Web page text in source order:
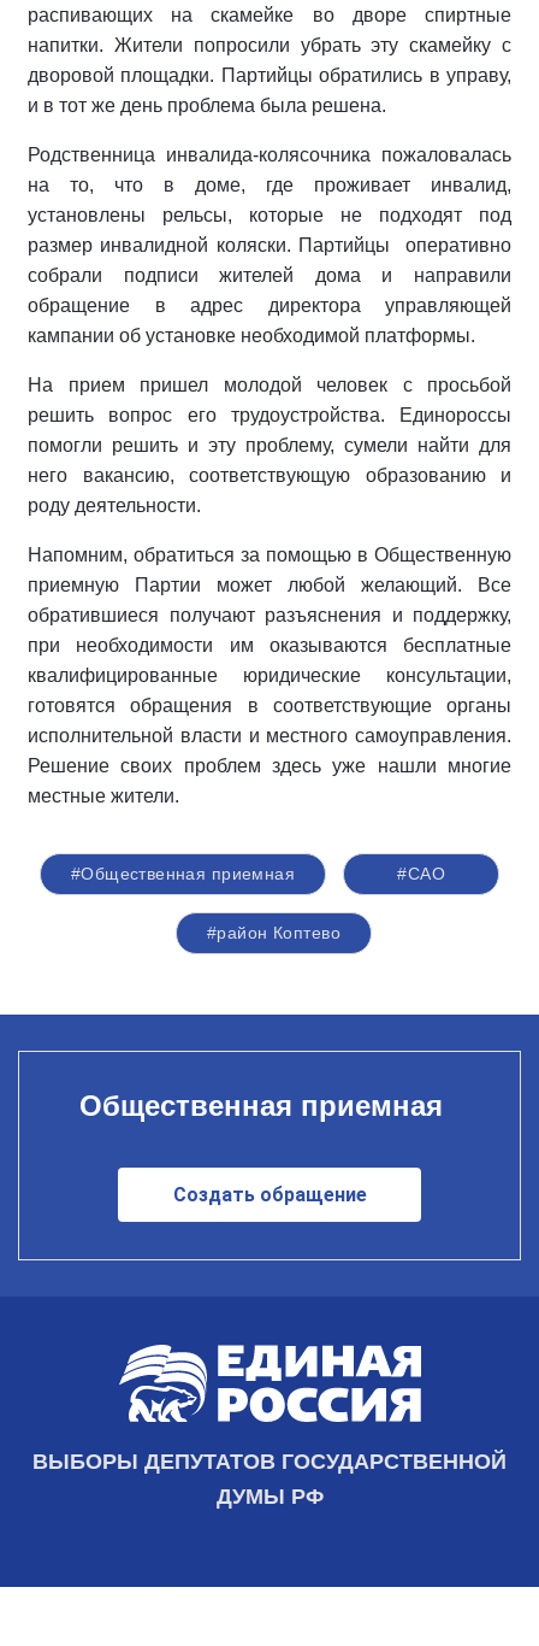
распивающих на скамейке во дворе спиртные
напитки. Жители попросили убрать эту скамейку с
дворовой площадки. Партийцы обратились в управу,
и в тот же день проблема была решена.
Родственница инвалида-колясочника пожаловалась
на то, что в доме, где проживает инвалид,
установлены рельсы, которые не подходят под
размер инвалидной коляски. Партийцы оперативно
собрали подписи жителей дома и направили
обращение в адрес директора управляющей
кампании об установке необходимой платформы.
На прием пришел молодой человек с просьбой
решить вопрос его трудоустройства. Единороссы
помогли решить и эту проблему, сумели найти для
него вакансию, соответствующую образованию и
роду деятельности.
Напомним, обратиться за помощью в Общественную
приемную Партии может любой желающий. Все
обратившиеся получают разъяснения и поддержку,
при необходимости им оказываются бесплатные
квалифицированные юридические консультации,
готовятся обращения в соответствующие органы
исполнительной власти и местного самоуправления.
Решение своих проблем здесь уже нашли многие
местные жители.
#Общественная приемная #САО
#район Коптево
Общественная приемная
Создать обращение
ВЫБОРЫ ДЕПУТАТОВ ГОСУДАРСТВЕННОЙ
ДУМЫ РФ